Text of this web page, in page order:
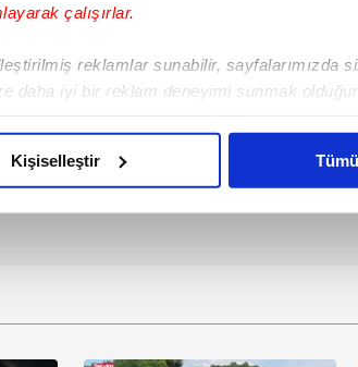
çalışırlar.
reklamlar sunabilir, sayfalarımızda
daha iyi bir reklam deneyimi sunmak
işlevsel kılınması ve kişiselleştirilmesi ve
olarak açık rızanız dahilinde
Kişiselleştir